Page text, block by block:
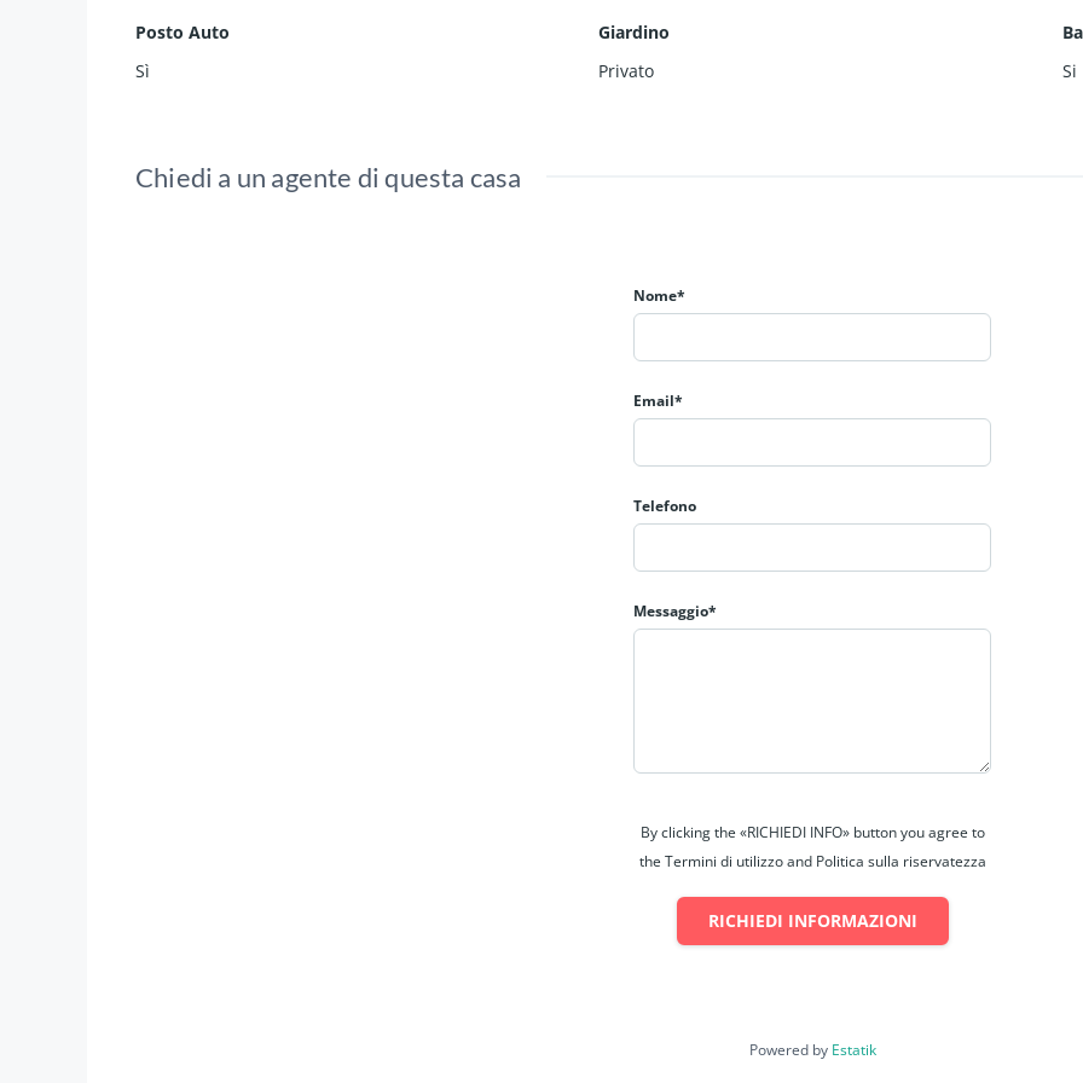
Posto Auto
Sì
Giardino
Privato
Si
Chiedi a un agente di questa casa
Nome*
Email*
Telefono
Messaggio*
By clicking the «RICHIEDI INFO» button you agree to
the Termini di utilizzo and Politica sulla riservatezza
RICHIEDI INFORMAZIONI
Powered by Estatik